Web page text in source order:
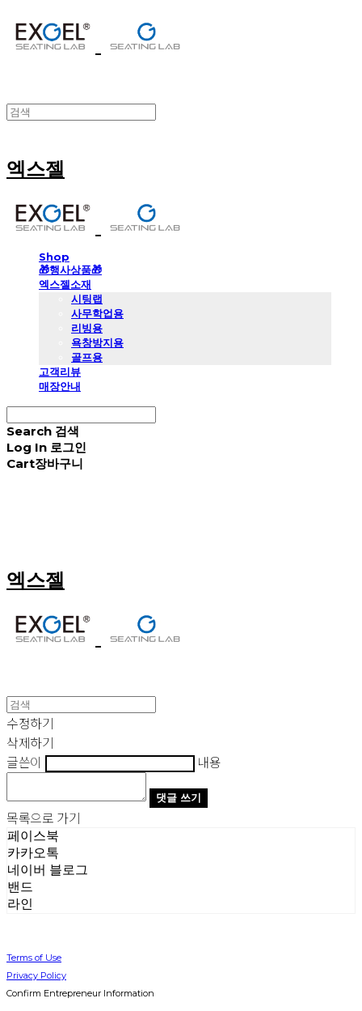
엑스젤
Shop
🎁행사상품🎁
엑스젤소재
시팅랩
사무학업용
리빙용
욕창방지용
골프용
고객리뷰
매장안내
Search 검색
Log In 로그인
Cart장바구니
엑스젤
수정하기
삭제하기
글쓴이
내용
댓글 쓰기
목록으로 가기
페이스북
카카오톡
네이버 블로그
밴드
라인
Terms of Use
Privacy Policy
Confirm Entrepreneur Information